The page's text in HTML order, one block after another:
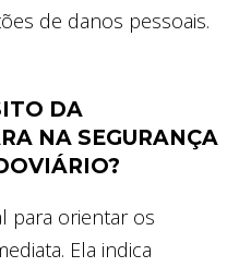
de danos pessoais.
DA
NA SEGURANÇA
para orientar os
Ela indica